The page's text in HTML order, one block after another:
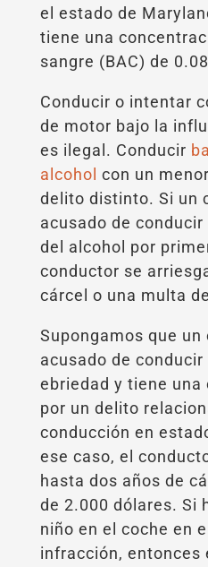
el estado de
tiene una
sangre (BAC) de
Conducir o intentar
de motor bajo la
es ilegal. Conducir
alcohol con un
delito distinto. Si un
acusado de
del alcohol por
conductor se
cárcel o una multa
Supongamos que un
acusado de
ebriedad y tiene una
por un delito
conducción en
ese caso, el
hasta dos años de
de 2.000 dólares. Si
niño en el coche en
infracción, entonces